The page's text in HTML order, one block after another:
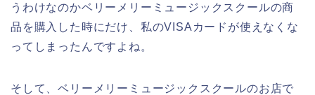
うわけなのかベリーメリーミュージックスクールの商
品を購入した時にだけ、私のVISAカードが使えなくな
ってしまったんですよね。
そして、ベリーメリーミュージックスクールのお店で